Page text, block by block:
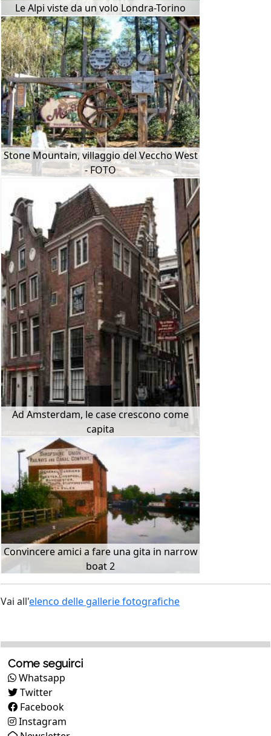
Le Alpi viste da un volo Londra-Torino
Stone Mountain, villaggio del Veccho West
- FOTO
Ad Amsterdam, le case crescono come
capita
Convincere amici a fare una gita in narrow
boat 2
Vai all'elenco delle gallerie fotografiche
Come seguirci
Whatsapp
Twitter
Facebook
Instagram